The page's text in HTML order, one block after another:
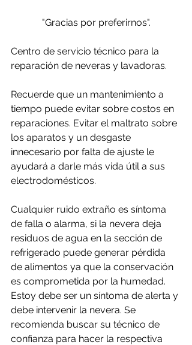
"Gracias por preferirnos".
Centro de servicio técnico para la
reparación de neveras y lavadoras.
Recuerde que un mantenimiento a
tiempo puede evitar sobre costos en
reparaciones. Evitar el maltrato sobre
los aparatos y un desgaste
innecesario por falta de ajuste le
ayudará a darle más vida útil a sus
electrodomésticos.
Cualquier ruido extraño es síntoma
de falla o alarma, si la nevera deja
residuos de agua en la sección de
refrigerado puede generar pérdida
de alimentos ya que la conservación
es comprometida por la humedad.
Estoy debe ser un síntoma de alerta y
debe intervenir la nevera. Se
recomienda buscar su técnico de
confianza para hacer la respectiva